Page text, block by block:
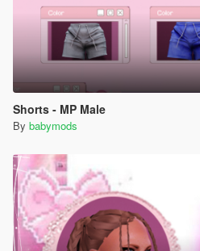
Shorts - MP Male
By babymods